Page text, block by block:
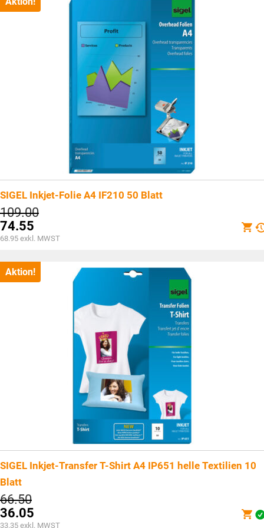
SIGEL Inkjet-Folie A4 IF210 50 Blatt
109.00Ursprünglicher
war:
CHF109.00
74.55
Aktueller
ist:
CHF74.55.
68.95 exkl. MWST
Aktion!
SIGEL Inkjet-Transfer T-Shirt A4 IP651 helle Textilien 10
Blatt
66.50Ursprünglicher
Preis
war:
36.05
Aktueller
33.35 exkl. MWST